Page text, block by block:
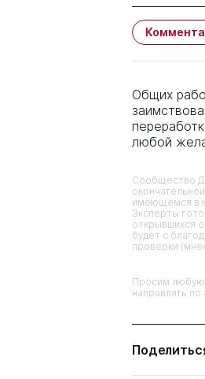
Общих
любой
Сообщество
имеющемся в
Эксперты
открывшихся
будет с
проверки
Просим любую
направлять